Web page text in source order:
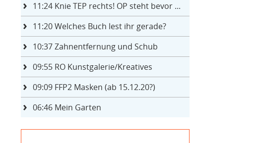
11:24Knie TEP rechts! OP steht bevor ...
11:20Welches Buch lest ihr gerade?
10:37Zahnentfernung und Schub
09:55RO Kunstgalerie/Kreatives
09:09FFP2 Masken (ab 15.12.20?)
06:46Mein Garten